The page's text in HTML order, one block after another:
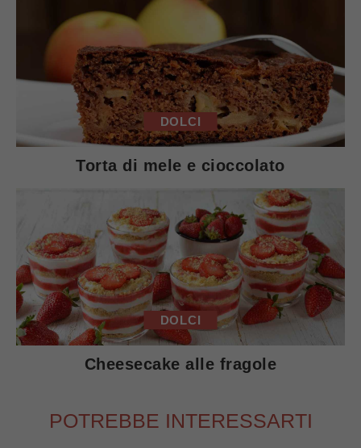
DOLCI
Torta di mele e cioccolato
DOLCI
Cheesecake alle fragole
POTREBBE INTERESSARTI